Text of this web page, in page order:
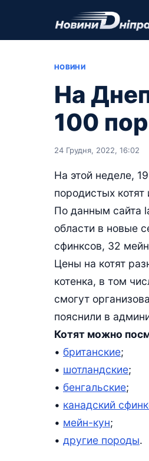
НОВИНИ
На
100
24 Грудня, 2022, 16:02
На этой неделе,
породистых
По данным сайта
области в новые
сфинксов, 32
Цены на котят
котенка, в том
смогут
пояснили в
Котят можно
• британские;
• шотландские;
• бенгальские;
• канадский
• мейн-кун;
• другие породы.